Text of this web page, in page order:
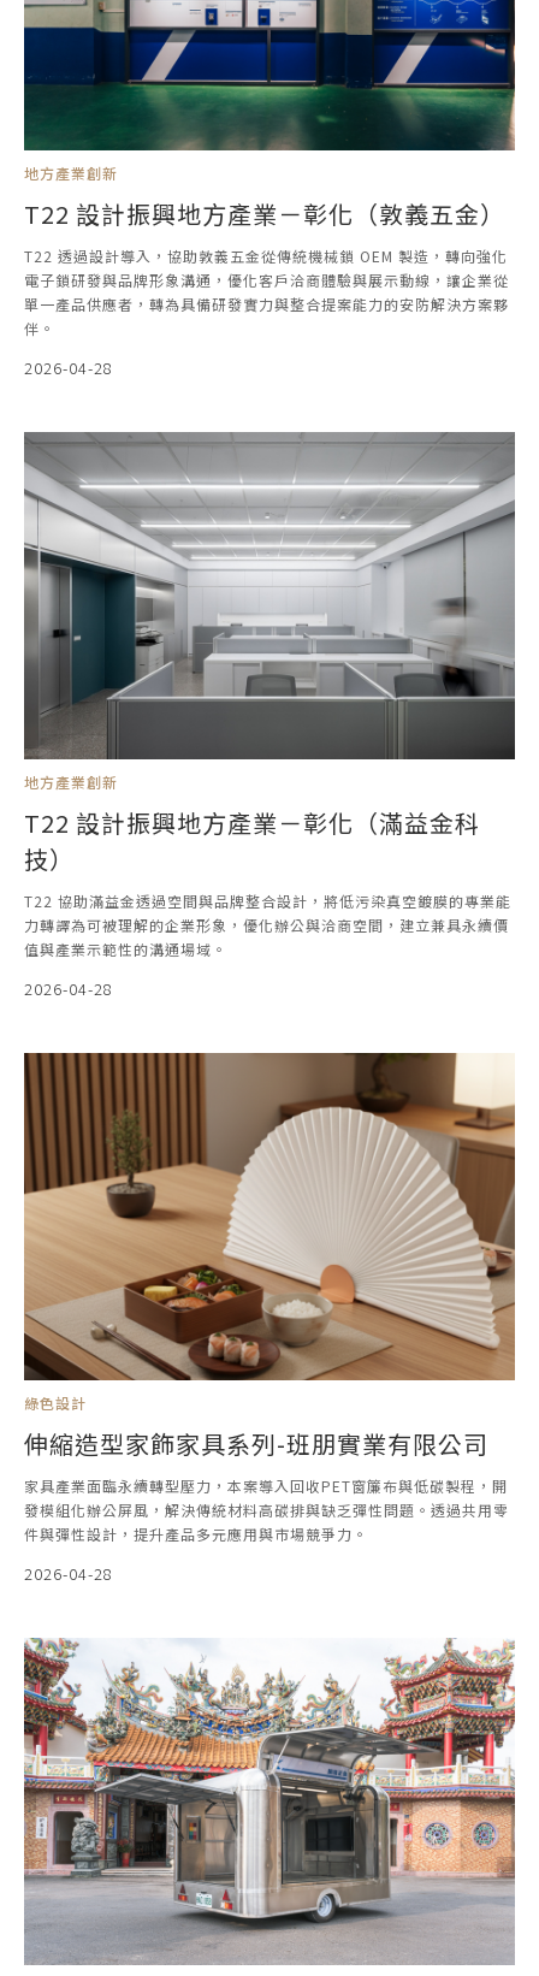
地方產業創新
T22 設計振興地方產業－彰化（敦義五金）
T22 透過設計導入，協助敦義五金從傳統機械鎖 OEM 製造，轉向強化
電子鎖研發與品牌形象溝通，優化客戶洽商體驗與展示動線，讓企業從
單一產品供應者，轉為具備研發實力與整合提案能力的安防解決方案夥
伴。
2026-04-28
地方產業創新
T22 設計振興地方產業－彰化（滿益金科
技）
T22 協助滿益金透過空間與品牌整合設計，將低污染真空鍍膜的專業能
力轉譯為可被理解的企業形象，優化辦公與洽商空間，建立兼具永續價
值與產業示範性的溝通場域。
2026-04-28
綠色設計
伸縮造型家飾家具系列-班朋實業有限公司
家具產業面臨永續轉型壓力，本案導入回收PET窗簾布與低碳製程，開
發模組化辦公屏風，解決傳統材料高碳排與缺乏彈性問題。透過共用零
件與彈性設計，提升產品多元應用與市場競爭力。
2026-04-28